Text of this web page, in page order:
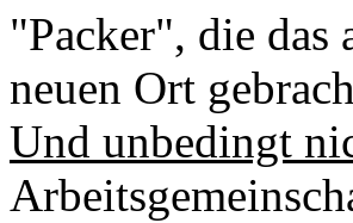
"Packer", die das
neuen Ort
Und unbedingt